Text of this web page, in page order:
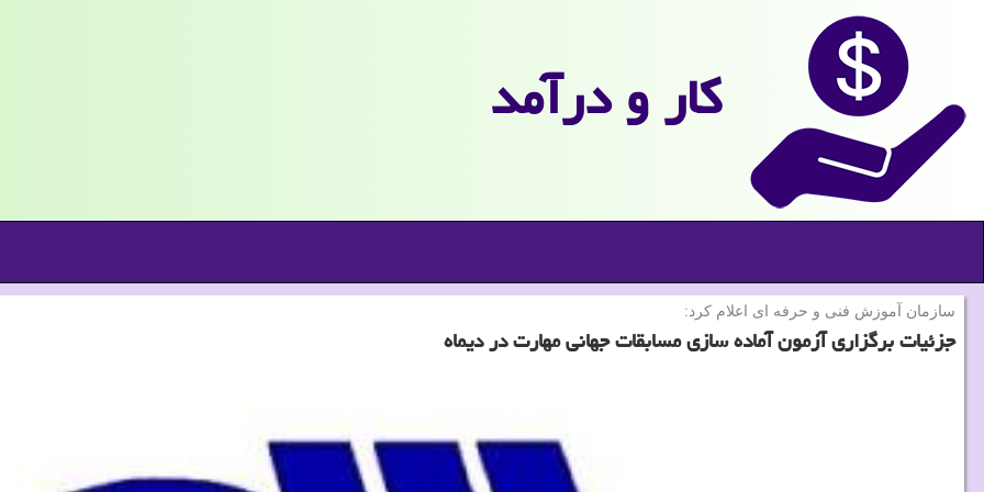
كار و درآمد
سازمان آموزش فنی و حرفه ای اعلام كرد:
جزئیات برگزاری آزمون آماده سازی مسابقات جهانی مهارت در دیماه